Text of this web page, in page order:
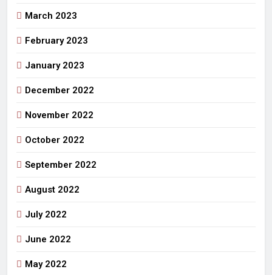
March 2023
February 2023
January 2023
December 2022
November 2022
October 2022
September 2022
August 2022
July 2022
June 2022
May 2022